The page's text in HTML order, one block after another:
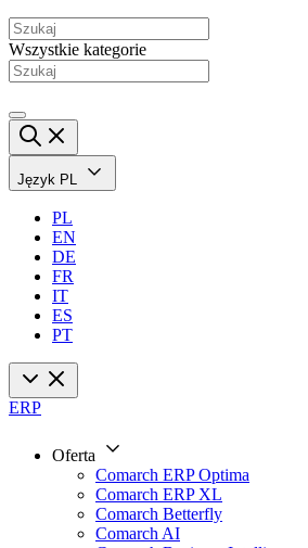
Wszystkie kategorie
Język PL
PL
EN
DE
FR
IT
ES
PT
ERP
Oferta
Comarch ERP Optima
Comarch ERP XL
Comarch Betterfly
Comarch AI